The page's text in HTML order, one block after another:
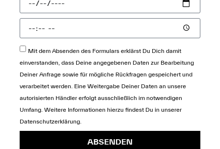
Mit dem Absenden des Formulars erklärst Du Dich damit
einverstanden, dass Deine angegebenen Daten zur Bearbeitung
Deiner Anfrage sowie für mögliche Rückfragen gespeichert und
verarbeitet werden. Eine Weitergabe Deiner Daten an unsere
autorisierten Händler erfolgt ausschließlich im notwendigen
Umfang. Weitere Informationen hierzu findest Du in unserer
Datenschutzerklärung
ABSENDEN